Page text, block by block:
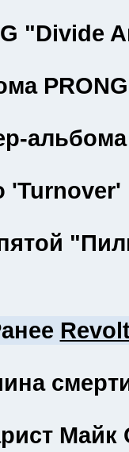
"Divide
PRONG
альбома
'Turnover'
пятой
Майк